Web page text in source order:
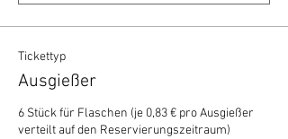
Tickettyp
Ausgießer
6 Stück für Flaschen (je 0,83 € pro Ausgießer
verteilt auf den Reservierungszeitraum)